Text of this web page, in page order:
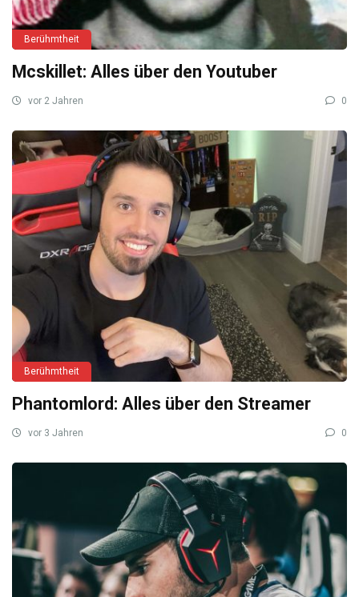
Berühmtheit
Mcskillet: Alles über den Youtuber
vor 2 Jahren 0
Berühmtheit
Phantomlord: Alles über den Streamer
vor 3 Jahren 0